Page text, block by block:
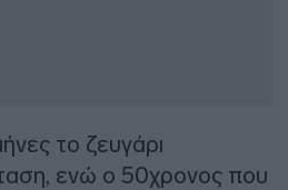
το ζευγάρι
ενώ ο 50χρονος που